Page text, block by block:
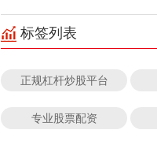
标签列表
正规杠杆炒股平台
专业股票配资